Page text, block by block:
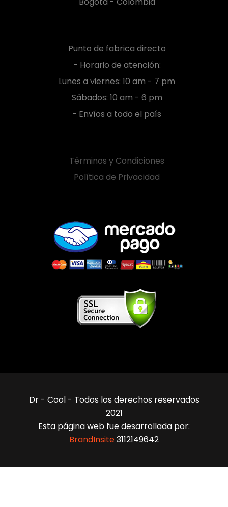
Punto de fabrica directo
- Horario de atención:
Lunes a viernes: 10 am - 7 pm
Sábados: 10 am - 6 pm
- Envíos a todo el país
Términos y Condiciones
Política de Privacidad
Dr - Cool - Todos los derechos reservados
2021
Esta página web fue desarrollada por:
BrandInsite3112149642